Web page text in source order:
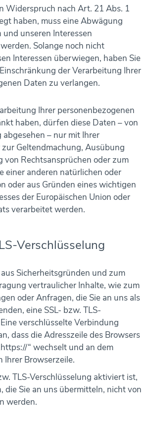
Widerspruch nach Art. 21 Abs. 1
haben, muss eine Abwägung
unseren Interessen
Solange noch nicht
Interessen überwiegen, haben Sie
der Verarbeitung Ihrer
Daten zu verlangen.
Ihrer personenbezogenen
haben, dürfen diese Daten – von
abgesehen – nur mit Ihrer
Geltendmachung, Ausübung
von Rechtsansprüchen oder zum
einer anderen natürlichen oder
oder aus Gründen eines wichtigen
der Europäischen Union oder
verarbeitet werden.
Verschlüsselung
Sicherheitsgründen und zum
vertraulicher Inhalte, wie zum
oder Anfragen, die Sie an uns als
eine SSL- bzw. TLS-
verschlüsselte Verbindung
dass die Adresszeile des Browsers
“ wechselt und an dem
Ihrer Browserzeile.
TLS-Verschlüsselung aktiviert ist,
die Sie an uns übermitteln, nicht von
werden.